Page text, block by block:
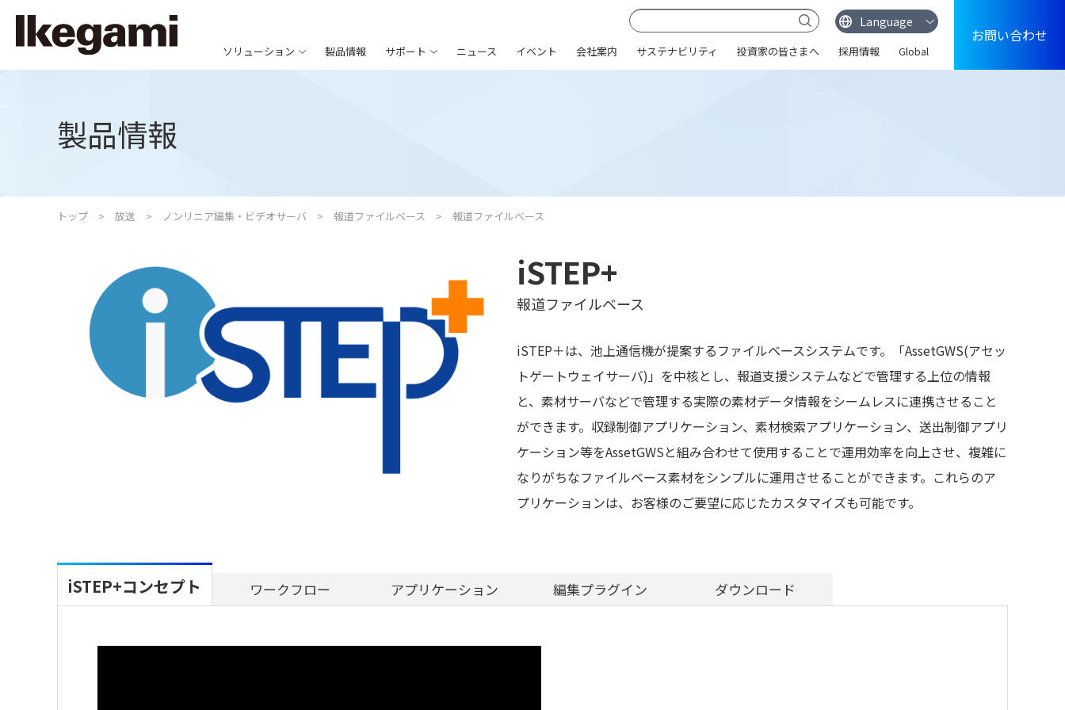
お問い合わせ
ソリューション 製品情報 サポート ニュース イベント 会社案内 サステナビリティ 投資家の皆さまへ 採用情報 Global
製品情報
トップ 放送 ノンリニア編集・ビデオサーバ 報道ファイルベース 報道ファイルベース
iSTEP+
報道ファイルベース
iSTEP＋は、池上通信機が提案するファイルベースシステムです。「AssetGWS(アセッ
トゲートウェイサーバ)」を中核とし、報道支援システムなどで管理する上位の情報
と、素材サーバなどで管理する実際の素材データ情報をシームレスに連携させること
ができます。収録制御アプリケーション、素材検索アプリケーション、送出制御アプリ
ケーション等をAssetGWSと組み合わせて使用することで運用効率を向上させ、複雑に
なりがちなファイルベース素材をシンプルに運用させることができます。これらのア
プリケーションは、お客様のご要望に応じたカスタマイズも可能です。
iSTEP+コンセプト ワークフロー アプリケーション 編集プラグイン ダウンロード